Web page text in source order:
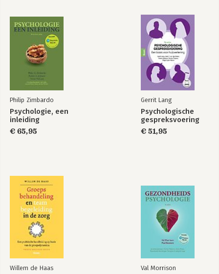
Philip Zimbardo
Psychologie, een
inleiding
€ 65,95
Gerrit Lang
Psychologische
gespreksvoering
€ 51,95
Willem de Haas Val Morrison